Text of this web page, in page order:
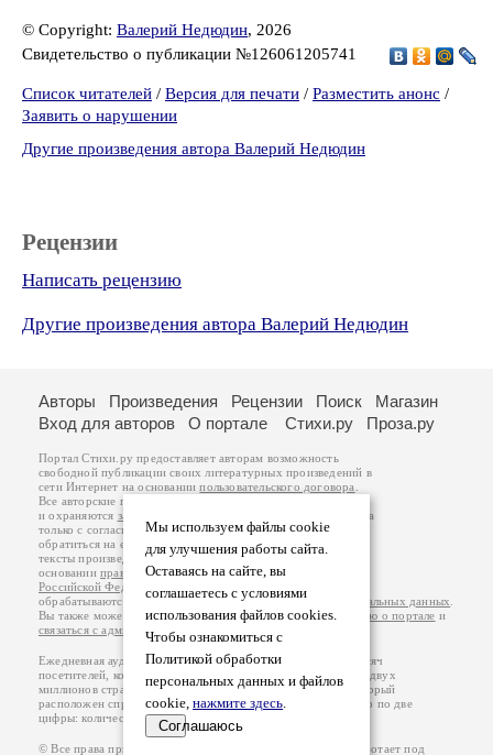
© Copyright: Валерий Недюдин, 2026
Свидетельство о публикации №126061205741
Список читателей / Версия для печати / Разместить анонс /
Заявить о нарушении
Другие произведения автора Валерий Недюдин
Рецензии
Написать рецензию
Другие произведения автора Валерий Недюдин
Мы используем файлы cookie
для улучшения работы сайта.
Оставаясь на сайте, вы
соглашаетесь с условиями
использования файлов cookies.
Чтобы ознакомиться с
Политикой обработки
персональных данных и файлов
cookie, нажмите здесь.
Соглашаюсь
Авторы Произведения Рецензии Поиск
Магазин
Вход для авторов
О портале Стихи.ру Проза.ру
Портал Стихи.ру предоставляет авторам возможность
свободной публикации своих литературных произведений в
сети Интернет на основаниипользовательского договора
Все авторские права на произведения принадлежат авторам
и охраняются законом
. Перепечатка произведений возможна
только с согласия его автора, к которому вы можете
обратиться на его авторской странице. Ответственность за
тексты произведений авторы несут самостоятельно на
основанииправил публикацииизаконодательства
Российской Федерации
обрабатываются на основанииПолитики обработки персональных данных
Вы также можете посмотреть более подробнуюинформацию о портале и
связаться с администрацией
Ежедневная аудитория портала Стихи.ру – порядка 200 тысяч
посетителей, которые в общей сумме просматривают более двух
миллионов страниц по данным счетчика посещаемости, который
расположен справа от этого текста. В каждой графе указано по две
цифры: количество просмотров и количество посетителей.
© Все права принадлежат авторам, 2000-2026. Портал работает под